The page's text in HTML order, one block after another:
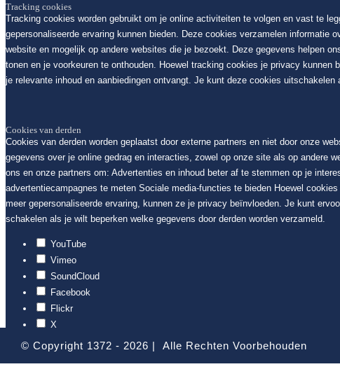
© Copyright 1372 - 2026 | Alle Rechten Voorbehouden
Tracking cookies
Tracking cookies worden gebruikt om je online activiteiten te volgen en vast te
gepersonaliseerde ervaring kunnen bieden. Deze cookies verzamelen informatie
website en mogelijk op andere websites die je bezoekt. Deze gegevens helpen
tonen en je voorkeuren te onthouden. Hoewel tracking cookies je privacy kunnen
je relevante inhoud en aanbiedingen ontvangt. Je kunt deze cookies uitschakelen
Cookies van derden
Cookies van derden worden geplaatst door externe partners en niet door onze
gegevens over je online gedrag en interacties, zowel op onze site als op andere
ons en onze partners om: Advertenties en inhoud beter af te stemmen op je
advertentiecampagnes te meten Sociale media-functies te bieden Hoewel
meer gepersonaliseerde ervaring, kunnen ze je privacy beïnvloeden. Je kunt
schakelen als je wilt beperken welke gegevens door derden worden verzameld.
YouTube
Vimeo
SoundCloud
Facebook
Flickr
X
Google Maps